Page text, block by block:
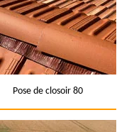
Pose de closoir 80